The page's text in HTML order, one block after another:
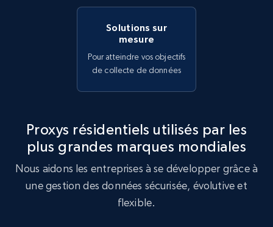
Solutions sur
mesure
Pour atteindre vos objectifs
de collecte de données
Proxys résidentiels utilisés par les
plus grandes marques mondiales
Nous aidons les entreprises à se développer grâce à
une gestion des données sécurisée, évolutive et
flexible.